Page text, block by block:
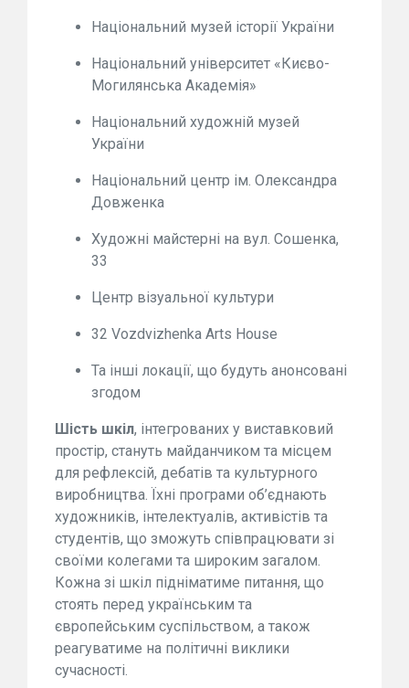
Національний музей історії України
Національний університет «Києво-
Могилянська Академія»
Національний художній музей
України
Національний центр ім. Олександра
Довженка
Художні майстерні на вул. Сошенка,
33
Центр візуальної культури
32 Vozdvizhenka Arts House
Та інші локації, що будуть анонсовані
згодом
Шість шкіл, інтегрованих у виставковий
простір, стануть майданчиком та місцем
для рефлексій, дебатів та культурного
виробництва. Їхні програми об’єднають
художників, інтелектуалів, активістів та
студентів, що зможуть співпрацювати зі
своїми колегами та широким загалом.
Кожна зі шкіл підніматиме питання, що
стоять перед українським та
європейським суспільством, а також
реагуватиме на політичні виклики
сучасності.